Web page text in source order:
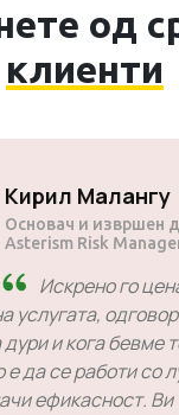
од
клиенти
Кирил
Основач и
Asterism Risk
Искрено го
на услугата,
дури и кога
е да се работи
значи ефикасност.